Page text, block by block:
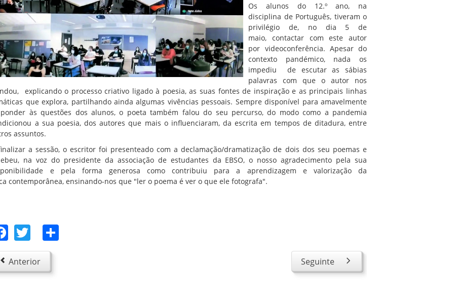
Os alunos do 12.º ano, na
disciplina de Português, tiveram o
privilégio de, no dia 5 de
maio, contactar com este autor
por videoconferência. Apesar do
contexto pandémico, nada os
impediu de escutar as sábias
palavras com que o autor nos
explicando o processo criativo ligado à poesia, as suas fontes de inspiração e as principais linhas
que explora, partilhando ainda algumas vivências pessoais. Sempre disponível para amavelmente
às questões dos alunos, o poeta também falou do seu percurso, do modo como a pandemia
a sua poesia, dos autores que mais o influenciaram, da escrita em tempos de ditadura, entre
assuntos.
a sessão, o escritor foi presenteado com a declamação/dramatização de dois dos seu poemas e
na voz do presidente da associação de estudantes da EBSO, o nosso agradecimento pela sua
e pela forma generosa como contribuiu para a aprendizagem e valorização da
contemporânea, ensinando-nos que "ler o poema é ver o que ele fotografa".
Facebook
Twitter
Anterior Seguinte